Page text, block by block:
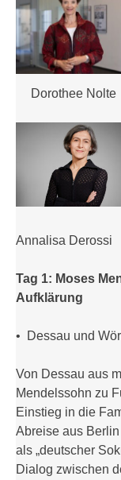
Dorothee Nolte
Annalisa Derossi
Tag 1: Moses
Aufklärung
• Dessau und
Von Dessau aus
Mendelssohn zu
Einstieg in die
Abreise aus
als „deutscher
Dialog zwischen